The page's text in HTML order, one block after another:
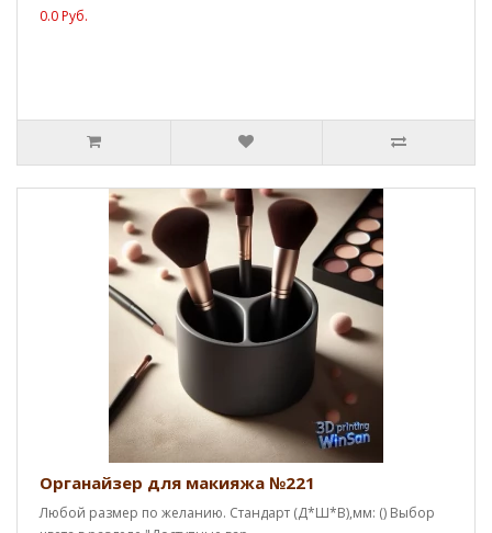
0.0 Руб.
Органайзер для макияжа №221
Любой размер по желанию. Стандарт (Д*Ш*В),мм: () Выбор